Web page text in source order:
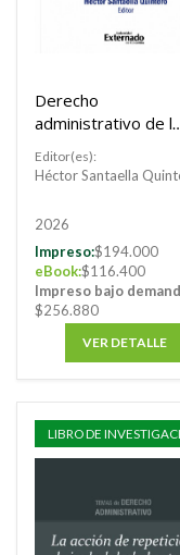
Derecho
administrativo de
servicios públicos
domiciliarios:
legislación sectorial
su expedición
Editor(es):
Héctor Santaella
2026
Impreso:$194.000
eBook:$116.400
Impreso bajo
$256.880
VER DETALLE
LIBRO DE